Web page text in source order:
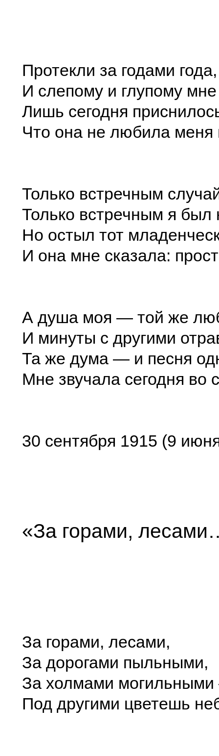
Протекли за годами года,
И слепому и глупому мне
Лишь сегодня
Что она не любила меня
Только встречным
Только встречным я был
Но остыл тот
И она мне сказала:
А душа моя — той же
И минуты с другими
Та же дума — и песня
Мне звучала сегодня во
30 сентября 1915 (9
«За горами,
За горами, лесами,
За дорогами пыльными,
За холмами
Под другими цветешь